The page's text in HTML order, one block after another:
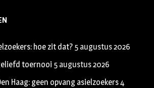
hoe zit dat? 5 augustus 2026
toernooi 5 augustus 2026
Haag: geen opvang asielzoekers4